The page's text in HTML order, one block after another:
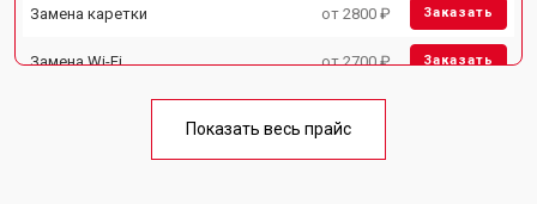
Замена каретки от 2800 ₽ Заказать
Замена Wi-Fi от 2700 ₽ Заказать
от 3500 ₽
Показать весь прайс